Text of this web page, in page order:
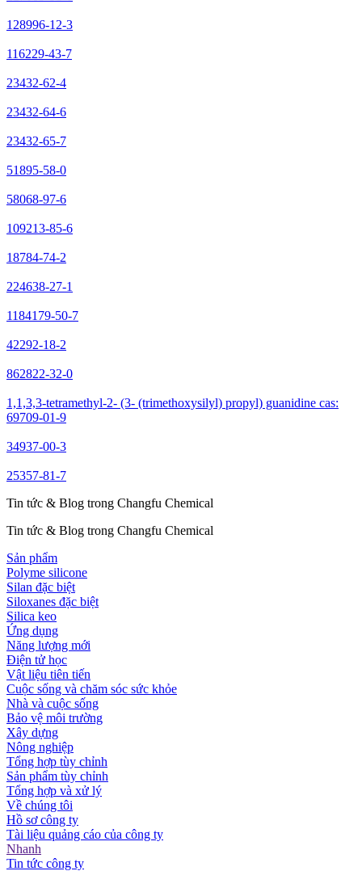
128996-12-3
116229-43-7
23432-62-4
23432-64-6
23432-65-7
51895-58-0
58068-97-6
109213-85-6
18784-74-2
224638-27-1
1184179-50-7
42292-18-2
862822-32-0
1,1,3,3-tetramethyl-2- (3- (trimethoxysilyl) propyl) guanidine cas:
69709-01-9
34937-00-3
25357-81-7
Tin tức & Blog trong Changfu Chemical
Tin tức & Blog trong Changfu Chemical
Sản phẩm
Polyme silicone
Silan đặc biệt
Siloxanes đặc biệt
Silica keo
Ứng dụng
Năng lượng mới
Điện tử học
Vật liệu tiên tiến
Cuộc sống và chăm sóc sức khỏe
Nhà và cuộc sống
Bảo vệ môi trường
Xây dựng
Nông nghiệp
Tổng hợp tùy chỉnh
Sản phẩm tùy chỉnh
Tổng hợp và xử lý
Về chúng tôi
Hồ sơ công ty
Tài liệu quảng cáo của công ty
Nhanh
Tin tức công ty